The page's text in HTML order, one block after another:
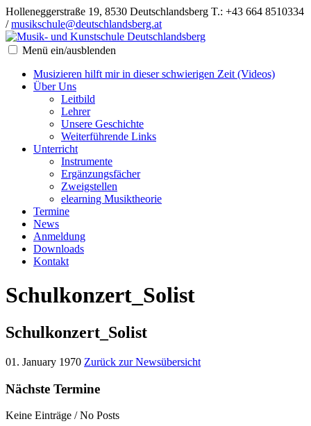
Holleneggerstraße 19, 8530 Deutschlandsberg T.: +43 664 8510334
/musikschule@deutschlandsberg.at
Menü ein/ausblenden
Musizieren hilft mir in dieser schwierigen Zeit (Videos)
Über Uns
Leitbild
Lehrer
Unsere Geschichte
Weiterführende Links
Unterricht
Instrumente
Ergänzungsfächer
Zweigstellen
elearning Musiktheorie
Termine
News
Anmeldung
Downloads
Kontakt
Schulkonzert_Solist
Schulkonzert_Solist
01. January 1970 Zurück zur Newsübersicht
Nächste Termine
Keine Einträge / No Posts